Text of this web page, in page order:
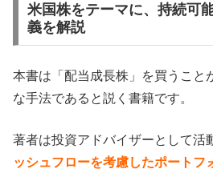
米国株をテーマに、持続可
義を解説
本書は「配当成長株」を買うこと
な手法であると説く書籍です。
著者は投資アドバイザーとして活
ッシュフローを考慮したポートフ